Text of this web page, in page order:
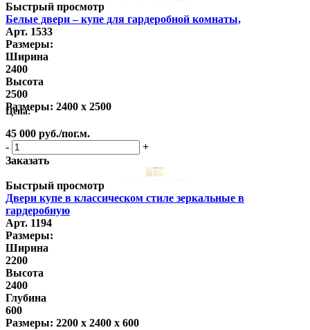
Быстрый просмотр
Белые двери – купе для гардеробной комнаты,
Арт. 1533
Размеры:
Ширина
2400
Высота
2500
Размеры: 2400 x 2500
Цена:
45 000 руб./пог.м.
-
+
Заказать
Быстрый просмотр
Двери купе в классическом стиле зеркальные в
гардеробную
Арт. 1194
Размеры:
Ширина
2200
Высота
2400
Глубина
600
Размеры: 2200 x 2400 x 600